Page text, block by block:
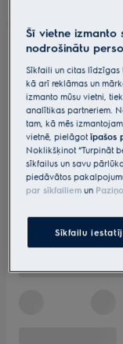
Šī vietne izmanto
nodrošinātu
Sīkfaili un citas līdzīgas
kā arī reklāmas un
izmanto mūsu vietni,
analītikas partneriem.
tam, kā mēs
vietnē, pielāgotīpašos
Noklikšķinot “Turpināt
sīkfailus un savu
piedāvātos
par sīkfailiem un
Sīkfailu